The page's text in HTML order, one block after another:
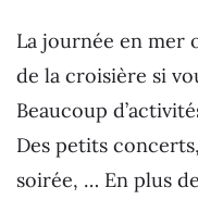
La journée en mer
de la croisière si
Beaucoup
Des petits
soirée, … En plus